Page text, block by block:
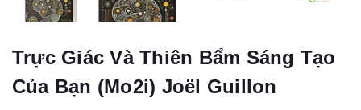
Trực Giác Và Thiên Bẩm Sáng Tạo
Của Bạn (Mo2i) Joël Guillon